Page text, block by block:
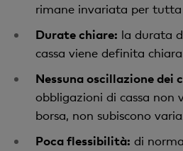
rimane invariata per
Durate chiare: la durata
cassa viene definita
Nessuna oscillazione dei
obbligazioni di cassa non
borsa, non subiscono
Poca flessibilità: di